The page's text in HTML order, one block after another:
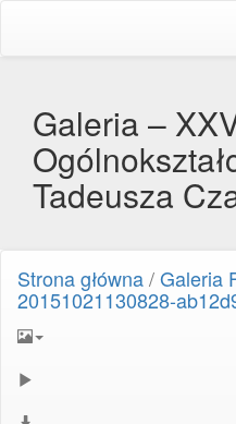
Galeria –
Tadeusza
Strona główna/Galeria
20151021130828-